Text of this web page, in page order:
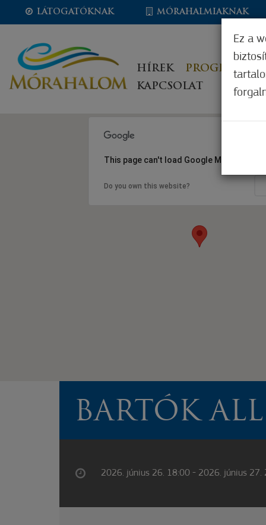
LÁTOGATÓKNAK MÓRAHALMIAKNAK
HÍREK PROGRAMOK
KAPCSOLAT
This page can't load Google Maps
Do you own this website?
BARTÓK
2026. június 26. 18:00 - 2026. június 27.
Ez a